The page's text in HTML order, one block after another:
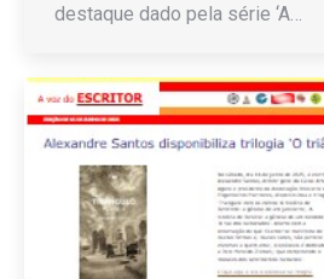
destaque dado pela série ‘A…